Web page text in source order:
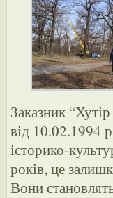
Заказник
від 10.02.1994
історико-
років, це
Вони